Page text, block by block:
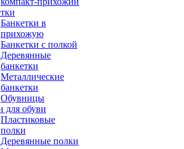
Банкетки в
прихожую
Банкетки с полкой
Деревянные
банкетки
Металлические
банкетки
Обувницы
для обуви
Пластиковые
полки
Деревянные полки